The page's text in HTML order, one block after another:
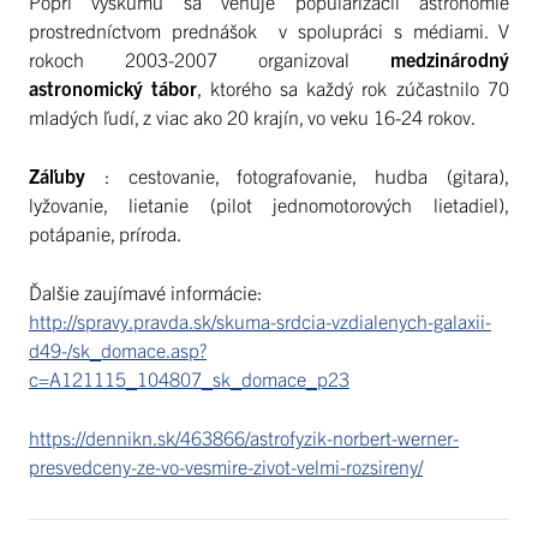
prostredníctvom prednášok v spolupráci s médiami. V
rokoch 2003-2007 organizoval medzinárodný
astronomický tábor , ktorého sa každý rok zúčastnilo 70
mladých ľudí, z viac ako 20 krajín, vo veku 16-24 rokov.
Záľuby : cestovanie, fotografovanie, hudba (gitara),
lyžovanie, lietanie (pilot jednomotorových lietadiel),
potápanie, príroda.
Ďalšie zaujímavé informácie:
http://spravy.pravda.sk/skuma-srdcia-vzdialenych-galaxii-
d49-/sk_domace.asp?
c=A121115_104807_sk_domace_p23
https://dennikn.sk/463866/astrofyzik-norbert-werner-
presvedceny-ze-vo-vesmire-zivot-velmi-rozsireny/